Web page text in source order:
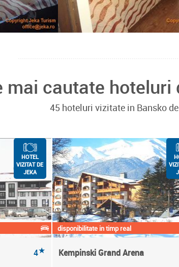
mai cautate hoteluri
45 hoteluri vizitate in Bansko
4★
HOTEL
VIZITAT DE
JEKA
disponibilitate in timp real
Kempinski Grand Arena